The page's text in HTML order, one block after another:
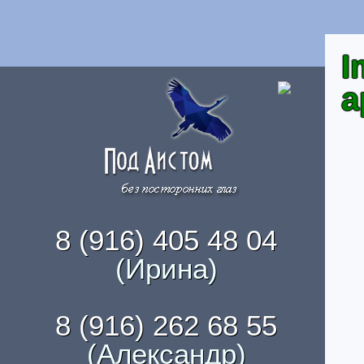
8 (916) 405 48 04
(Ирина)
8 (916) 262 68 55
(Александр)